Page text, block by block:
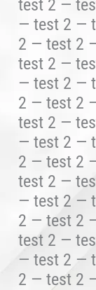
test 2 —
— test 2 —
2 — test 2
test 2 —
— test 2 —
2 — test 2
test 2 —
— test 2 —
2 — test 2
test 2 —
— test 2 —
2 — test 2
test 2 —
— test 2 —
2 — test 2